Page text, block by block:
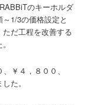
のキーホルダ
1/3の価格設定と
だ工程を改善する
￥４，８００、
た。